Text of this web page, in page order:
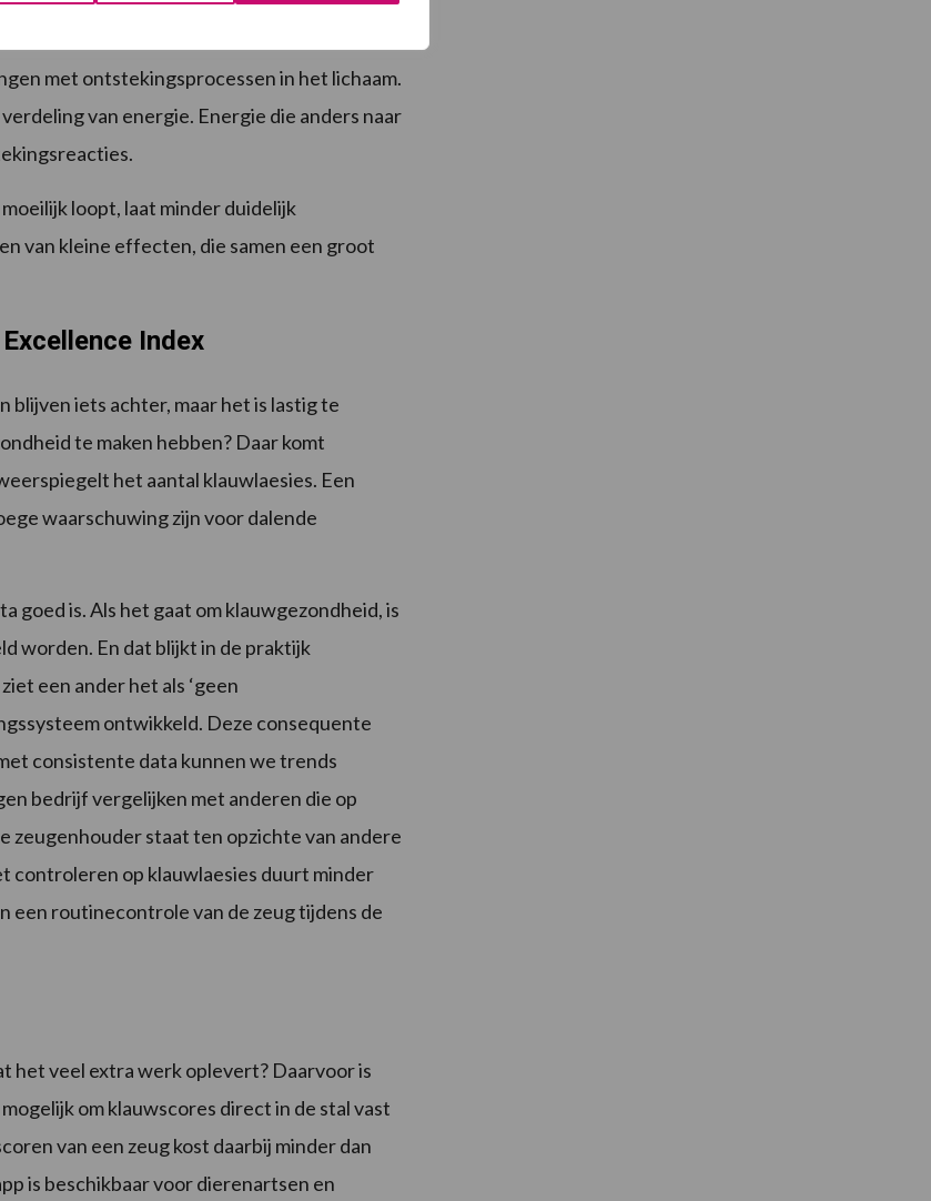
een zeug de volgende cyclus ingaat.
met ontstekingsprocessen in het lichaam.
van energie. Energie die anders naar
loopt, laat minder duidelijk
van kleine effecten, die samen een groot
Index
iets achter, maar het is lastig te
te maken hebben? Daar komt
het aantal klauwlaesies. Een
waarschuwing zijn voor dalende
goed is. Als het gaat om klauwgezondheid, is
worden. En dat blijkt in de praktijk
een ander het als ‘geen
ontwikkeld. Deze consequente
consistente data kunnen we trends
bedrijf vergelijken met anderen die op
zeugenhouder staat ten opzichte van andere
controleren op klauwlaesies duurt minder
een routinecontrole van de zeug tijdens de
het veel extra werk oplevert? Daarvoor is
om klauwscores direct in de stal vast
van een zeug kost daarbij minder dan
is beschikbaar voor dierenartsen en